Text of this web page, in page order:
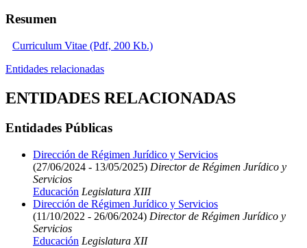
Resumen
Curriculum Vitae (Pdf, 200 Kb.)
Entidades relacionadas
ENTIDADES RELACIONADAS
Entidades Públicas
Dirección de Régimen Jurídico y Servicios
(27/06/2024 - 13/05/2025) Director de Régimen Jurídico y
Servicios
Educación Legislatura XIII
Dirección de Régimen Jurídico y Servicios
(11/10/2022 - 26/06/2024) Director de Régimen Jurídico y
Servicios
Educación Legislatura XII